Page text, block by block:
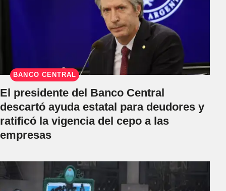
BANCO CENTRAL
El presidente del Banco Central
descartó ayuda estatal para deudores y
ratificó la vigencia del cepo a las
empresas